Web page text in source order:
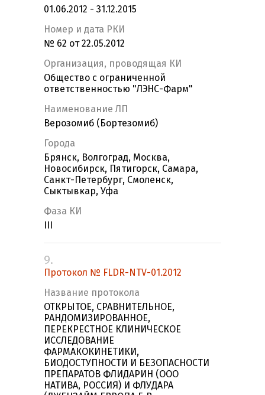
01.06.2012 - 31.12.2015
Номер и дата РКИ
№ 62 от 22.05.2012
Организация, проводящая КИ
Общество с ограниченной
ответственностью "ЛЭНС-Фарм"
Наименование ЛП
Верозомиб (Бортезомиб)
Города
Брянск, Волгоград, Москва,
Новосибирск, Пятигорск, Самара,
Санкт-Петербург, Смоленск,
Сыктывкар, Уфа
Фаза КИ
9.
Протокол № FLDR-NTV-01.2012
Название протокола
ОТКРЫТОЕ, СРАВНИТЕЛЬНОЕ,
РАНДОМИЗИРОВАННОЕ,
ПЕРЕКРЕСТНОЕ КЛИНИЧЕСКОЕ
ИССЛЕДОВАНИЕ
ФАРМАКОКИНЕТИКИ,
БИОДОСТУПНОСТИ И БЕЗОПАСНОСТИ
ПРЕПАРАТОВ ФЛИДАРИН (ООО
НАТИВА, РОССИЯ) И ФЛУДАРА